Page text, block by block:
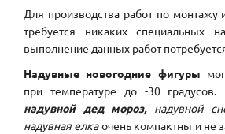
Для производства работ по
требуется никаких специальных
выполнение данных работ
Надувные новогодние фигуры
при температуре до -30
надувной дед мороз,надувной
надувная елкаочень компактны и не